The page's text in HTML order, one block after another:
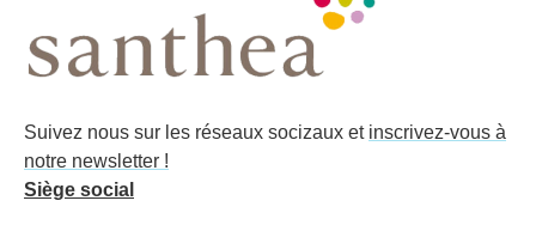
Suivez nous sur les réseaux socizaux et inscrivez-vous à
notre newsletter !
Siège social